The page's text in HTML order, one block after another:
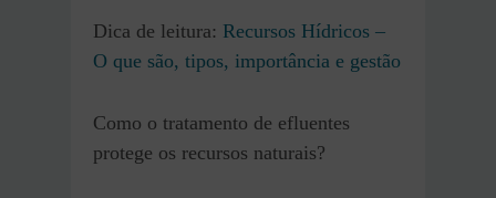
Dica de leitura: Recursos Hídricos –
O que são, tipos, importância e gestão
Como o tratamento de efluentes
protege os recursos naturais?